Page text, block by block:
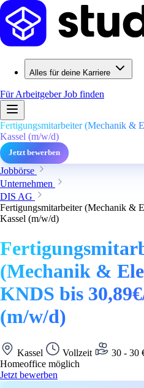
Alles für deine Karriere
Für ArbeitgeberJob finden
Fertigungsmitarbeiter (Mechanik &
Kassel (m/w/d)
Jetzt bewerben
Jobbörse
Unternehmen
DIS AG
Fertigungsmitarbeiter (Mechanik &
Kassel (m/w/d)
(Mechanik &
KNDS bis
(m/w/d)
Kassel Vollzeit 30 - 30
Homeoffice möglich
Jetzt bewerben